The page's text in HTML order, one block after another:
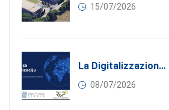
15/07/2026
La Digitalizzazione Come Motore Dell’internazionalizzazione
08/07/2026